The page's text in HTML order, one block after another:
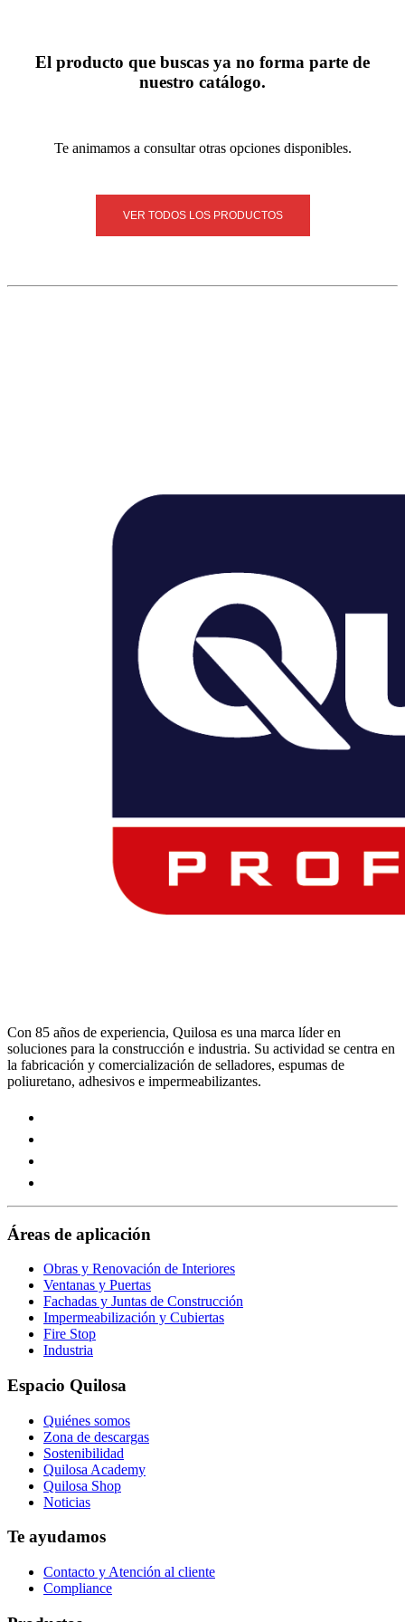
El producto que buscas ya no forma parte de
nuestro catálogo.
Te animamos a consultar otras opciones disponibles.
VER TODOS LOS PRODUCTOS
Con 85 años de experiencia, Quilosa es una marca líder en
soluciones para la construcción e industria. Su actividad se centra en
la fabricación y comercialización de selladores, espumas de
poliuretano, adhesivos e impermeabilizantes.
page
https://www.facebook.com/QuilosaSelenaIberia/
page
Áreas de aplicación
Obras y Renovación de Interiores
Ventanas y Puertas
Fachadas y Juntas de Construcción
Impermeabilización y Cubiertas
Fire Stop
Industria
Espacio Quilosa
Quiénes somos
Zona de descargas
Sostenibilidad
Quilosa Academy
Quilosa Shop
Noticias
Te ayudamos
Contacto y Atención al cliente
Compliance